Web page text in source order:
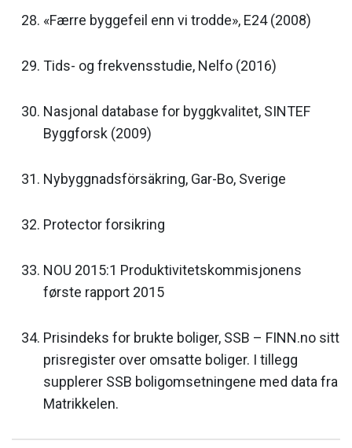
«Færre byggefeil enn vi trodde», E24 (2008)
Tids- og frekvensstudie, Nelfo (2016)
Nasjonal database for byggkvalitet, SINTEF
Byggforsk (2009)
Nybyggnadsförsäkring, Gar-Bo, Sverige
Protector forsikring
NOU 2015:1 Produktivitetskommisjonens
første rapport 2015
Prisindeks for brukte boliger, SSB – FINN.no sitt
prisregister over omsatte boliger. I tillegg
supplerer SSB boligomsetningene med data fra
Matrikkelen.